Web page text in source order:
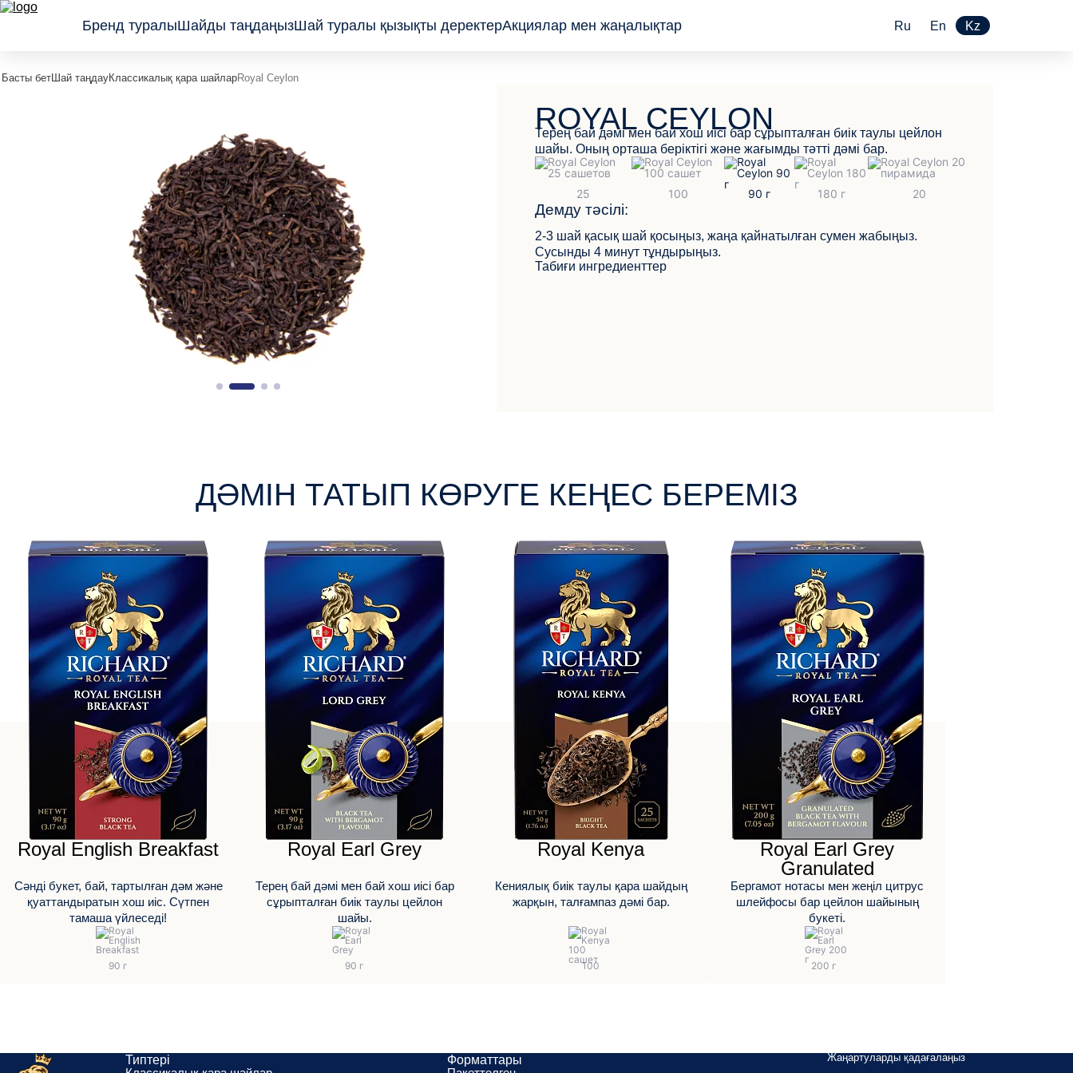
Бренд туралыШайды таңдаңыз
Жемістер
мен шөптер
қосылған
шайлар
Көк шайлар
мен
тизандар
Wellness
коллекциясы
Шай туралы қызықты деректерАкциялар мен жаңалықтар Ru En Kz
Басты бетШай таңдауКлассикалық қара шайларRoyal Ceylon
ROYAL CEYLON
Терең бай дәмі мен бай хош иісі бар сұрыпталған биік таулы цейлон
шайы. Оның орташа беріктігі және жағымды тәтті дәмі бар.
Демду тәсілі:
2-3 шай қасық шай қосыңыз, жаңа қайнатылған сумен жабыңыз.
Сусынды 4 минут тұндырыңыз.
Табиғи ингредиенттер
ДӘМІН ТАТЫП КӨРУГЕ КЕҢЕС БЕРЕМІЗ
Royal English Breakfast
Сәнді букет, бай, тартылған дәм және
қуаттандыратын хош иіс. Сүтпен
тамаша үйлеседі!
Royal Earl Grey
Терең бай дәмі мен бай хош иісі бар
сұрыпталған биік таулы цейлон
шайы.
Royal Kenya
Кениялық биік таулы қара шайдың
жарқын, талғампаз дәмі бар.
Royal Earl Grey
Granulated
Бергамот нотасы мен жеңіл цитрус
шлейфосы бар цейлон шайының
букеті.
Типтері Форматтары Жаңартуларды қадағалаңыз